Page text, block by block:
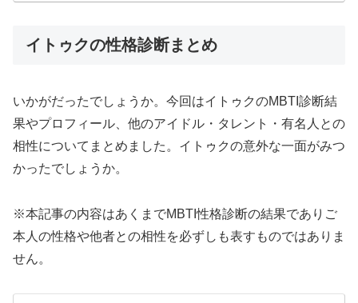
イトゥクの性格診断まとめ
いかがだったでしょうか。今回はイトゥクのMBTI診断結
果やプロフィール、他のアイドル・タレント・有名人との
相性についてまとめました。イトゥクの意外な一面がみつ
かったでしょうか。
※本記事の内容はあくまでMBTI性格診断の結果でありご
本人の性格や他者との相性を必ずしも表すものではありま
せん。